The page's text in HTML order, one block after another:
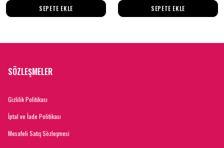
SEPETE EKLE SEPETE EKLE
SÖZLEŞMELER
Gizlilik Politikası
İptal ve İade Politikası
Mesafeli Satış Sözleşmesi